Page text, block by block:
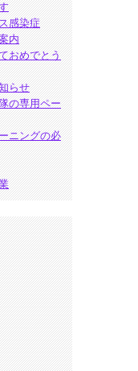
感染症
内
おめでとう
らせ
の専用ペー
ニングの必